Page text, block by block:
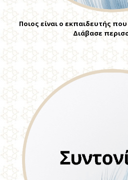
Ποιος είναι ο εκπαιδευτής
Διάβασε